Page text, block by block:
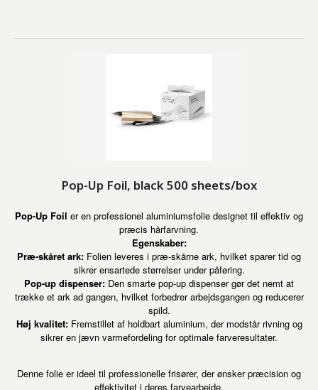
Pop-Up Foil, black 500 sheets/box
Pop-Up Foil er en professionel aluminiumsfolie designet til effektiv og
præcis hårfarvning.
Egenskaber:
Præ-skåret ark: Folien leveres i præ-skårne ark, hvilket sparer tid og
sikrer ensartede størrelser under påføring.
Pop-up dispenser: Den smarte pop-up dispenser gør det nemt at
trække et ark ad gangen, hvilket forbedrer arbejdsgangen og reducerer
spild.
Høj kvalitet:Fremstillet af holdbart aluminium, der modstår rivning og
sikrer en jævn varmefordeling for optimale farveresultater.
Denne folie er ideel til professionelle frisører, der ønsker præcision og
effektivitet i deres farvearbejde.